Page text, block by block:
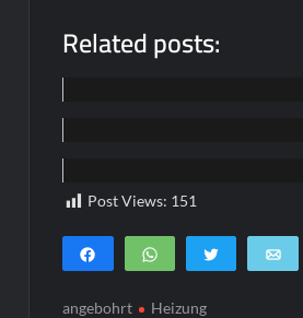
Related posts:
Post Views: 151
Teilen WhatsApp Twittern
SHARES
angebohrt Heizung